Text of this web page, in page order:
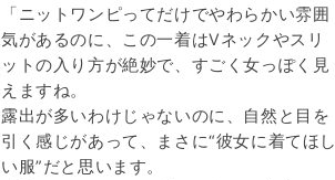
「ニットワンピってだけでやわらかい雰囲
気があるのに、この一着はVネックやスリ
ットの入り方が絶妙で、すごく女っぽく見
えますね。
露出が多いわけじゃないのに、自然と目を
引く感じがあって、まさに“彼女に着てほし
い服”だと思います。